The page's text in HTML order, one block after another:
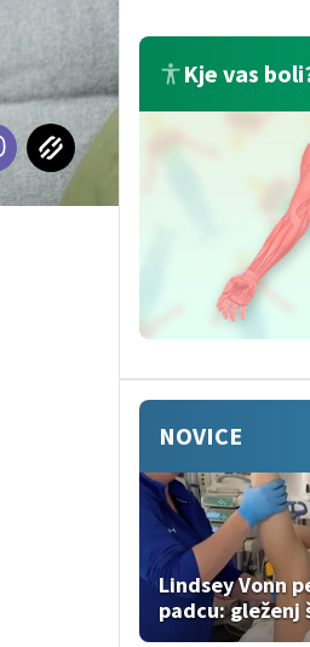
Kje vas
NOVICE
Lindsey Vonn
padcu: gleženj